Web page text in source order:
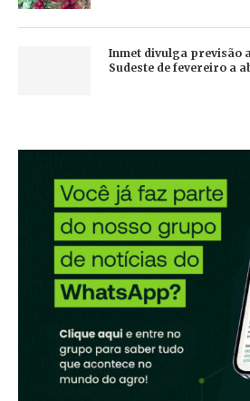
Inmet divulga previsão
Sudeste de fevereiro a